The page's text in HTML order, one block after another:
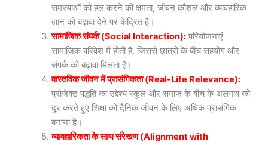
समस्याओं को हल करने की क्षमता, जीवन कौशल और व्यावहारिक
ज्ञान को बढ़ावा देने पर केंद्रित है।
सामाजिक संपर्क (Social Interaction): परियोजनाएं
सामाजिक परिवेश में होती हैं, जिससे छात्रों के बीच सहयोग और
संपर्क को बढ़ावा मिलता है।
वास्तविक जीवन में प्रासंगिकता (Real-Life Relevance):
प्रोजेक्ट पद्धति का उद्देश्य स्कूल और समाज के बीच के अलगाव को
दूर करते हुए शिक्षा को दैनिक जीवन के लिए अधिक प्रासंगिक
बनाना है।
व्यावहारिकता के साथ संरेखण (Alignment with